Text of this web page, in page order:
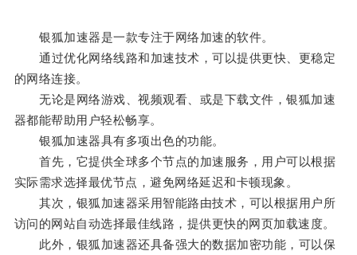
银狐加速器是一款专注于网络加速的软件。
通过优化网络线路和加速技术，可以提供更快、更稳定
的网络连接。
无论是网络游戏、视频观看、或是下载文件，银狐加速
器都能帮助用户轻松畅享。
银狐加速器具有多项出色的功能。
首先，它提供全球多个节点的加速服务，用户可以根据
实际需求选择最优节点，避免网络延迟和卡顿现象。
其次，银狐加速器采用智能路由技术，可以根据用户所
访问的网站自动选择最佳线路，提供更快的网页加载速度。
此外，银狐加速器还具备强大的数据加密功能，可以保